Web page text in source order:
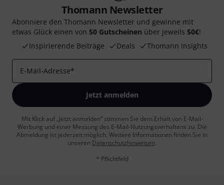
Thomann Newsletter
Abonniere den Thomann Newsletter und gewinne mit
etwas Glück einen von 50 Gutscheinen über jeweils 50€!
Inspirierende Beiträge
Deals Thomann Insights
E-Mail-Adresse*
Jetzt anmelden
Mit Klick auf „Jetzt anmelden“ stimmen Sie dem Erhalt von E-Mail-
Werbung und einer Messung des E-Mail-Nutzungsverhaltens zu. Die
Abmeldung ist jederzeit möglich. Weitere Informationen finden Sie in
unseren Datenschutzhinweisen.
* Pflichtfeld